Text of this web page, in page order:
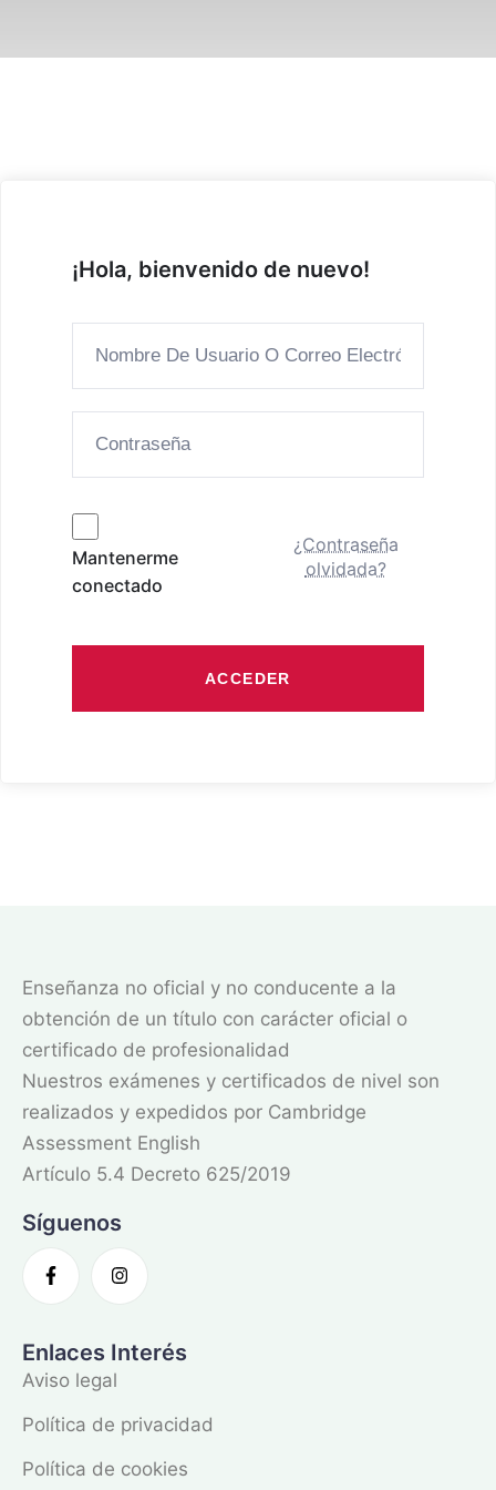
¡Hola, bienvenido de nuevo!
Mantenerme
conectado
¿Contraseña
olvidada?
ACCEDER
Enseñanza no oficial y no conducente a la
obtención de un título con carácter oficial o
certificado de profesionalidad
Nuestros exámenes y certificados de nivel son
realizados y expedidos por Cambridge
Assessment English
Artículo 5.4 Decreto 625/2019
Síguenos
Enlaces Interés
Aviso legal
Política de privacidad
Política de cookies